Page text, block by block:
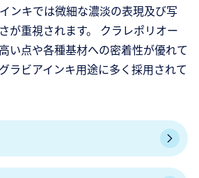
ンキでは微細な濃淡の表現及び写
が重視されます。 クラレポリオー
い点や各種基材への密着性が優れて
ラビアインキ用途に多く採用されて